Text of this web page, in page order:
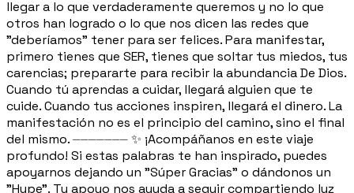
llegar a lo que verdaderamente queremos y no lo que
otros han logrado o lo que nos dicen las redes que
"deberíamos" tener para ser felices. Para manifestar,
primero tienes que SER, tienes que soltar tus miedos, tus
carencias; prepararte para recibir la abundancia De Dios.
Cuando tú aprendas a cuidar, llegará alguien que te
cuide. Cuando tus acciones inspiren, llegará el dinero. La
manifestación no es el principio del camino, sino el final
del mismo. ⏤⏤⏤⏤⏤⏤⏤ ✨ ¡Acompáñanos en este viaje
profundo! Si estas palabras te han inspirado, puedes
apoyarnos dejando un "Súper Gracias" o dándonos un
"Hype". Tu apoyo nos ayuda a seguir compartiendo luz